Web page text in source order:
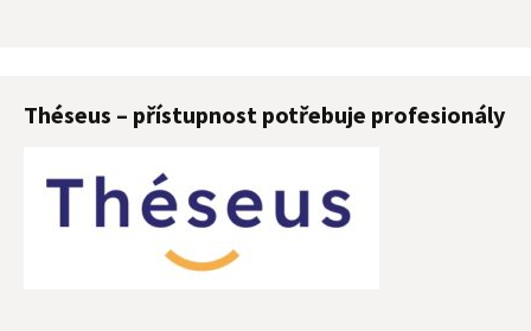
Théseus – přístupnost potřebuje profesionály